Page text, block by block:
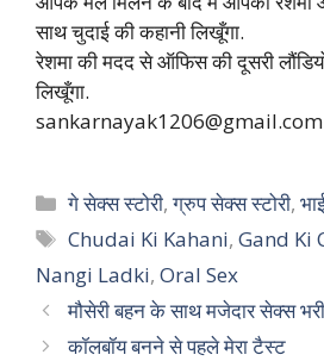
साथ चुदाई की कहानी लिखूँगा.
रेशमा की मदद से ऑफिस की दूसरी
लिखूँगा.
sankarnayak1206@gmail.com
Categories
गे सेक्स स्टोरी,ग्रुप सेक्स स्टोरी,
Tags
Chudai Ki Kahani,Gand Ki
Nangi Ladki, Oral Sex
मौसेरी बहन के साथ मजेदार सेक्स
कॉलबॉय बनने से पहले मेरा टैस्ट